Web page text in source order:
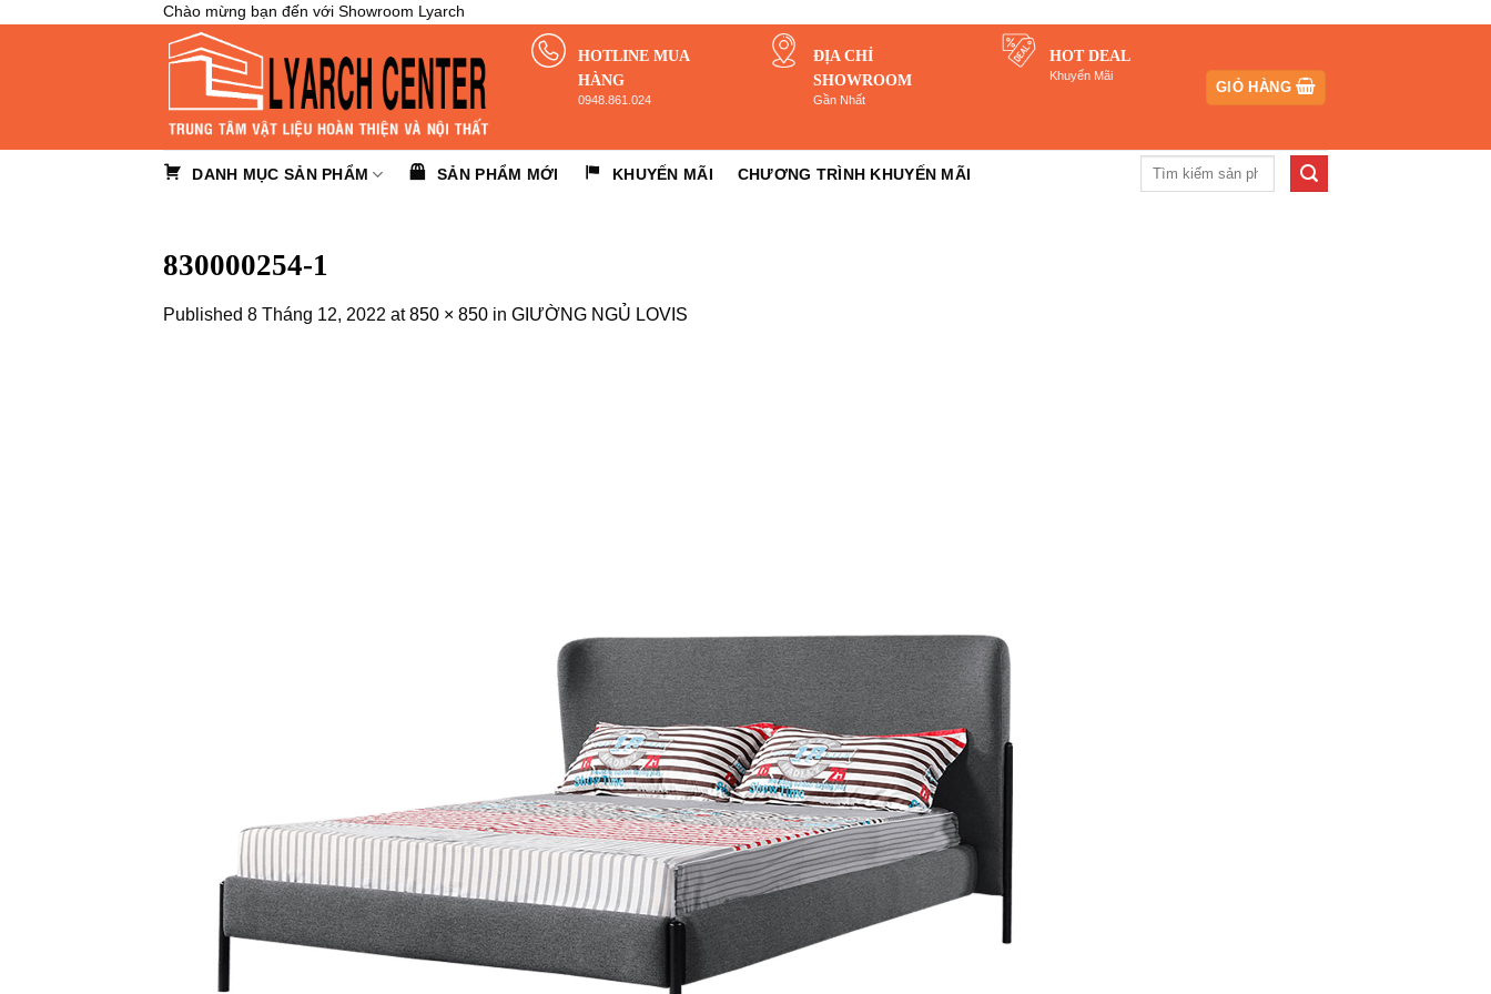
Chào mừng bạn đến với Showroom Lyarch
HOTLINE MUA
HÀNG
0948.861.024
ĐỊA CHỈ
SHOWROOM
Gần Nhất
HOT DEAL
Khuyến Mãi
GIỎ HÀNG
DANH MỤC SẢN PHẨM SẢN PHẨM MỚI KHUYẾN MÃI CHƯƠNG TRÌNH KHUYẾN MÃI
Tìm
830000254-1
Published 8 Tháng 12, 2022 at850 × 850 in GIƯỜNG NGỦ LOVIS